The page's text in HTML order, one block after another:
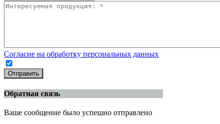
Согласие на обработку персональных данных
Отправить
Обратная связь
Ваше сообщение было успешно отправлено